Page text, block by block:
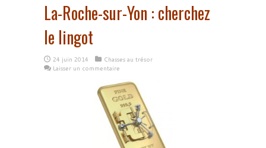
La-Roche-sur-Yon : cherchez
le lingot
24 juin 2014
Chasses au trésor
Laisser un commentaire